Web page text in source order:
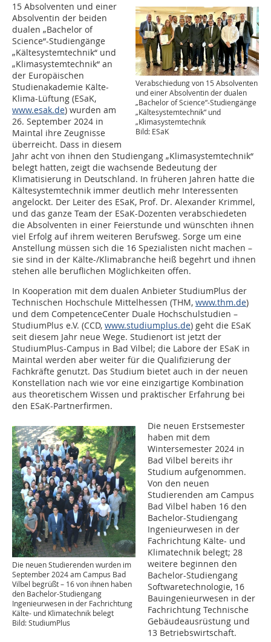
Verabschiedung von 15 Absolventen
und einer Absolventin der dualen
„Bachelor of Science“-Studiengänge
„Kältesystemtechnik“ und
„Klimasystemtechnik
Bild: ESaK
15 Absolventen und einer
Absolventin der beiden
dualen „Bachelor of
Science“-Studiengänge
„Kältesystemtechnik“ und
„Klimasystemtechnik“ an
der Europäischen
Studienakademie Kälte-
Klima-Lüftung (ESaK,
www.esak.de) wurden am
26. September 2024 in
Maintal ihre Zeugnisse
überreicht. Dass in diesem
Jahr acht von ihnen den Studiengang „Klimasystemtechnik“
belegt hatten, zeigt die wachsende Bedeutung der
Klimatisierung in Deutschland. In früheren Jahren hatte die
Kältesystemtechnik immer deutlich mehr Interessenten
angelockt. Der Leiter des ESaK, Prof. Dr. Alexander Krimmel,
und das ganze Team der ESaK-Dozenten verabschiedeten
die Absolventen in einer Feierstunde und wünschten ihnen
viel Erfolg auf ihrem weiteren Berufsweg. Sorge um eine
Anstellung müssen sich die 16 Spezialisten nicht machen –
sie sind in der Kälte-/Klimabranche heiß begehrt und ihnen
stehen alle beruflichen Möglichkeiten offen.
In Kooperation mit dem dualen Anbieter StudiumPlus der
Technischen Hochschule Mittelhessen (THM, www.thm.de)
und dem CompetenceCenter Duale Hochschulstudien –
StudiumPlus e.V. (CCD, www.studiumplus.de) geht die ESaK
seit diesem Jahr neue Wege. Studienort ist jetzt der
StudiumPlus-Campus in Bad Vilbel; die Labore der ESaK in
Maintal werden aber weiter für die Qualifizierung der
Fachkräfte genutzt. Das Studium bietet auch in der neuen
Konstellation nach wie vor eine einzigartige Kombination
aus theoretischem Wissen und praktischer Erfahrung bei
den ESaK-Partnerfirmen.
Die neuen Studierenden wurden im
September 2024 am Campus Bad
Vilbel begrüßt – 16 von ihnen haben
den Bachelor-Studiengang
Ingenieurwesen in der Fachrichtung
Kälte- und Klimatechnik belegt
Bild: StudiumPlus
Die neuen Erstsemester
haben mit dem
Wintersemester 2024 in
Bad Vilbel bereits ihr
Studium aufgenommen.
Von den neuen
Studierenden am Campus
Bad Vilbel haben 16 den
Bachelor-Studiengang
Ingenieurwesen in der
Fachrichtung Kälte- und
Klimatechnik belegt; 28
weitere beginnen den
Bachelor-Studiengang
Softwaretechnologie, 16
Bauingenieurwesen in der
Fachrichtung Technische
Gebäudeausrüstung und
13 Betriebswirtschaft.